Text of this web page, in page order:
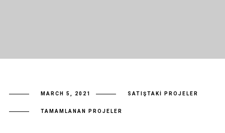
MARCH 5, 2021 SATIŞTAKI PROJELER
TAMAMLANAN PROJELER